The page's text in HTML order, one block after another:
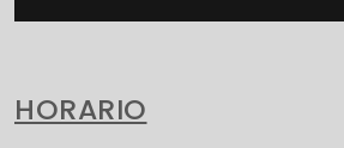
HORARIO